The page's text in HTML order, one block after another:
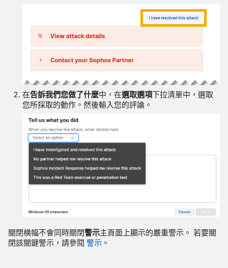
在告訴我們您做了什麼中，在選取選項下拉清單中，選取
您所採取的動作。然後輸入您的評論。
關閉橫幅不會同時關閉警示主頁面上顯示的嚴重警示。 若要關
閉該關鍵警示，請參閱 警示 。